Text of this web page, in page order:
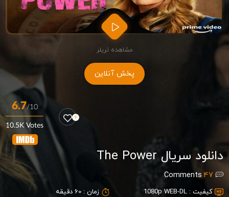
مشاهده تریلر
پخش آنلاین
6.7/10
10.5K Votes
دانلود سریال The Power
47
Comments
کیفیت : 1080p WEB-DL زمان : 60 دقیقه